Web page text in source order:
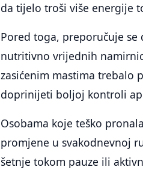
da tijelo troši više energije
Pored toga, preporučuje
nutritivno vrijednih
zasićenim mastima trebalo
doprinijeti boljoj kontroli
Osobama koje teško
promjene u svakodnevnoj
šetnje tokom pauze ili